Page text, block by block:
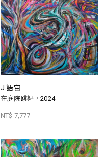
J.語宙
在庭院跳舞，2024
NT$ 7,777